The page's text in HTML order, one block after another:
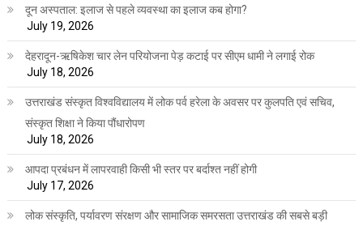
दून अस्पताल: इलाज से पहले व्यवस्था का इलाज कब होगा?
July 19, 2026
देहरादून-ऋषिकेश चार लेन परियोजना पेड़ कटाई पर सीएम धामी ने लगाई रोक
July 18, 2026
उत्तराखंड संस्कृत विश्वविद्यालय में लोक पर्व हरेला के अवसर पर कुलपति एवं सचिव,
संस्कृत शिक्षा ने किया पौंधारोपण
July 18, 2026
आपदा प्रबंधन में लापरवाही किसी भी स्तर पर बर्दाश्त नहीं होगी
July 17, 2026
लोक संस्कृति, पर्यावरण संरक्षण और सामाजिक समरसता उत्तराखंड की सबसे बड़ी